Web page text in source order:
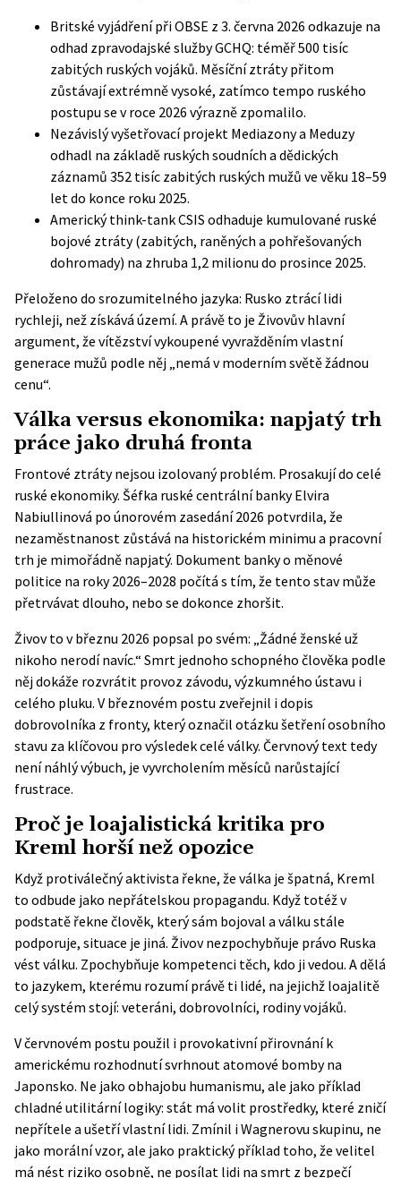
Britské vyjádření při OBSE z 3. června 2026 odkazuje na
odhad zpravodajské služby GCHQ: téměř 500 tisíc
zabitých ruských vojáků. Měsíční ztráty přitom
zůstávají extrémně vysoké, zatímco tempo ruského
postupu se v roce 2026 výrazně zpomalilo.
Nezávislý vyšetřovací projekt Mediazony a Meduzy
odhadl na základě ruských soudních a dědických
záznamů 352 tisíc zabitých ruských mužů ve věku 18–59
let do konce roku 2025.
Americký think-tankCSIS odhaduje kumulované ruské
bojové ztráty (zabitých, raněných a pohřešovaných
dohromady) na zhruba 1,2 milionu do prosince 2025.
Přeloženo do srozumitelného jazyka: Rusko ztrácí lidi
rychleji, než získává území. A právě to je Živovův hlavní
argument, že vítězství vykoupené vyvražděním vlastní
generace mužů podle něj „nemá v moderním světě žádnou
cenu“.
Válka versus ekonomika: napjatý trh
práce jako druhá fronta
Frontové ztráty nejsou izolovaný problém. Prosakují do celé
ruské ekonomiky. Šéfka ruské centrální banky Elvira
Nabiullinová po únorovém zasedání 2026 potvrdila, že
nezaměstnanost zůstává na historickém minimu a pracovní
trh je mimořádně napjatý. Dokument banky o měnové
politice na roky 2026–2028 počítá s tím, že tento stav může
přetrvávat dlouho, nebo se dokonce zhoršit.
Živov to v březnu 2026 popsal po svém: „Žádné ženské už
nikoho nerodí navíc.“ Smrt jednoho schopného člověka podle
něj dokáže rozvrátit provoz závodu, výzkumného ústavu i
celého pluku. V březnovém postu zveřejnil i dopis
dobrovolníka z fronty, který označil otázku šetření osobního
stavu za klíčovou pro výsledek celé války. Červnový text tedy
není náhlý výbuch, je vyvrcholením měsíců narůstající
frustrace.
Proč je loajalistická kritika pro
Kreml horší než opozice
Když protiválečný aktivista řekne, že válka je špatná, Kreml
to odbude jako nepřátelskou propagandu. Když totéž v
podstatě řekne člověk, který sám bojoval a válku stále
podporuje, situace je jiná. Živov nezpochybňuje právo Ruska
vést válku. Zpochybňuje kompetenci těch, kdo ji vedou. A dělá
to jazykem, kterému rozumí právě ti lidé, na jejichž loajalitě
celý systém stojí: veteráni, dobrovolníci, rodiny vojáků.
V červnovém postu použil i provokativní přirovnání k
americkému rozhodnutí svrhnout atomové bomby na
Japonsko. Ne jako obhajobu humanismu, ale jako příklad
chladné utilitární logiky: stát má volit prostředky, které zničí
nepřítele a ušetří vlastní lidi. Zmínil i Wagnerovu skupinu, ne
jako morální vzor, ale jako praktický příklad toho, že velitel
má nést riziko osobně, ne posílat lidi na smrt z bezpečí